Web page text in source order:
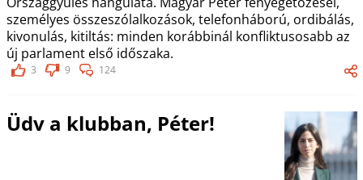
személyes összeszólalkozások, telefonháború, ordibálás,
kivonulás, kitiltás: minden korábbinál konfliktusosabb az
új parlament első időszaka.
3 9 124
Üdv a klubban, Péter!